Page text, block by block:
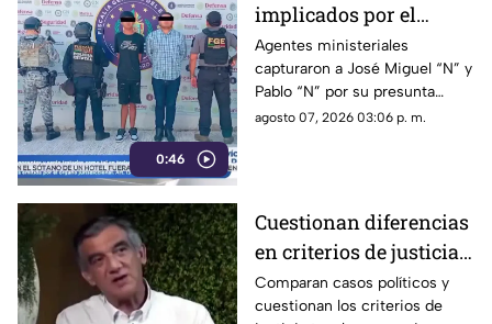
0:46
implicados por el
homicidio de Violeta en
su estética en Acapulco
Agentes ministeriales
capturaron a José Miguel “N” y
Pablo “N” por su presunta
responsabilidad en el
agosto 07, 2026 03:06 p. m.
Cuestionan diferencias
en criterios de justicia
por casos políticos en
Guerrero y Sinaloa
Comparan casos políticos y
cuestionan los criterios de